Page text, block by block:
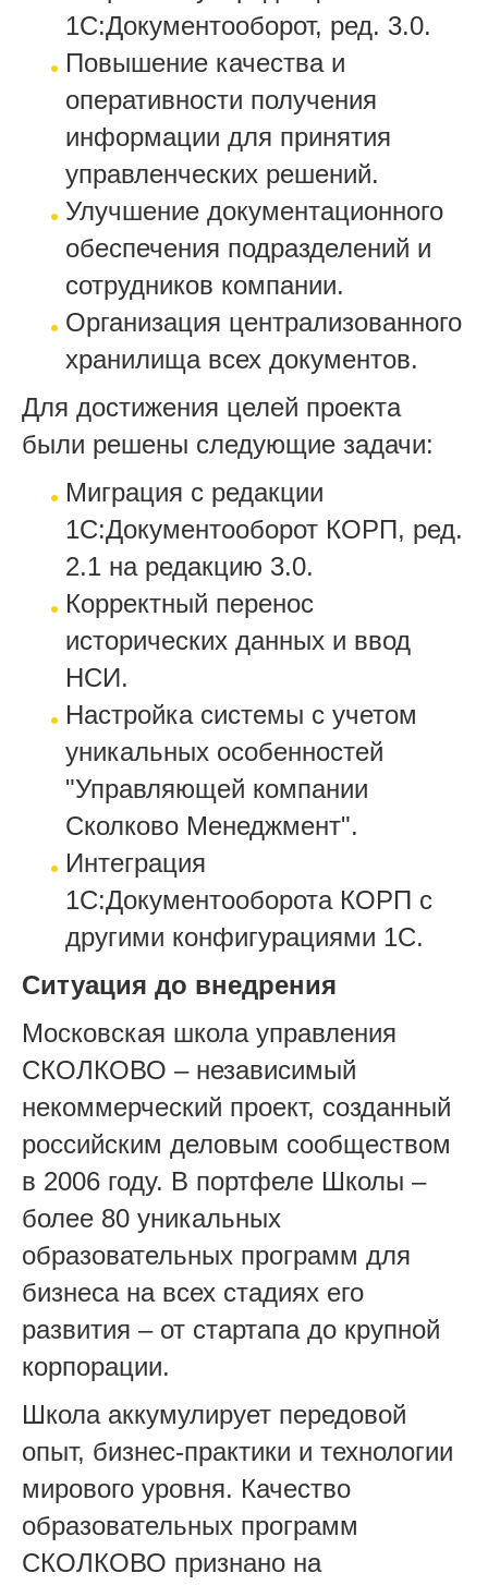
1С:Документооборот, ред. 3.0.
Повышение качества и
оперативности получения
информации для принятия
управленческих решений.
Улучшение документационного
обеспечения подразделений и
сотрудников компании.
Организация централизованного
хранилища всех документов.
Для достижения целей проекта
были решены следующие задачи:
Миграция с редакции
1С:Документооборот КОРП, ред.
2.1 на редакцию 3.0.
Корректный перенос
исторических данных и ввод
НСИ.
Настройка системы с учетом
уникальных особенностей
"Управляющей компании
Сколково Менеджмент".
Интеграция
1С:Документооборота КОРП с
другими конфигурациями 1С.
Ситуация до внедрения
Московская школа управления
СКОЛКОВО – независимый
некоммерческий проект, созданный
российским деловым сообществом
в 2006 году. В портфеле Школы –
более 80 уникальных
образовательных программ для
бизнеса на всех стадиях его
развития – от стартапа до крупной
корпорации.
Школа аккумулирует передовой
опыт, бизнес-практики и технологии
мирового уровня. Качество
образовательных программ
СКОЛКОВО признано на